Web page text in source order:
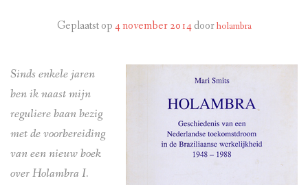
PORTUGUÊS
LITERATUUR
VIDEO’S
Geplaatst op4 november 2014doorholambra
Sinds enkele jaren
ben ik naast mijn
reguliere baan bezig
met de voorbereiding
van een nieuw boek
over Holambra I.